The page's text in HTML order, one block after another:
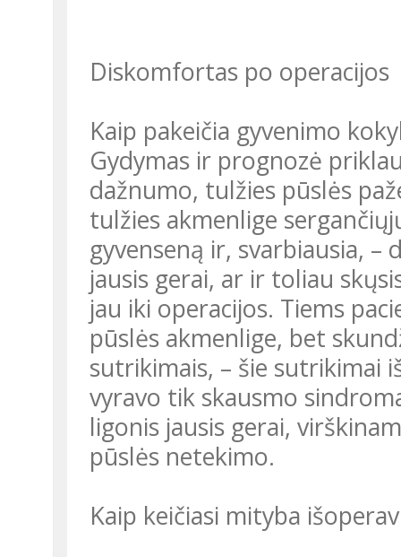
Diskomfortas po operacijos
Kaip pakeičia gyvenimo
Gydymas ir prognozė
dažnumo, tulžies pūslės
tulžies akmenlige
gyvenseną ir, svarbiausia, –
jausis gerai, ar ir toliau
jau iki operacijos. Tiems
pūslės akmenlige, bet
sutrikimais, – šie sutrikimai
vyravo tik skausmo
ligonis jausis gerai,
pūslės netekimo.
Kaip keičiasi mityba